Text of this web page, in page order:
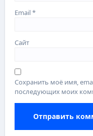
Email*
Сайт
Сохранить моё имя,
последующих моих